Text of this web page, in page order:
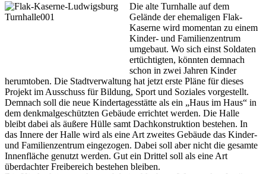
Die alte Turnhalle auf dem
Gelände der ehemaligen Flak-
Kaserne wird momentan zu einem
Kinder- und Familienzentrum
umgebaut. Wo sich einst Soldaten
ertüchtigten, könnten demnach
schon in zwei Jahren Kinder
herumtoben. Die Stadtverwaltung hat jetzt erste Pläne für dieses
Projekt im Ausschuss für Bildung, Sport und Soziales vorgestellt.
Demnach soll die neue Kindertagesstätte als ein „Haus im Haus“ in
dem denkmalgeschützten Gebäude errichtet werden. Die Halle
bleibt dabei als äußere Hülle samt Dachkonstruktion bestehen. In
das Innere der Halle wird als eine Art zweites Gebäude das Kinder-
und Familienzentrum eingezogen. Dabei soll aber nicht die gesamte
Innenfläche genutzt werden. Gut ein Drittel soll als eine Art
überdachter Freibereich bestehen bleiben.